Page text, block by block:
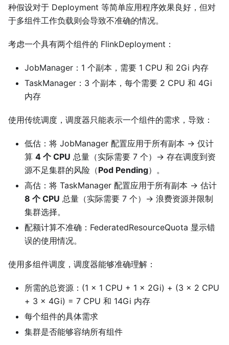
种假设对于 Deployment 等简单应用程序效果良好，但对
于多组件工作负载则会导致不准确的情况。
考虑一个具有两个组件的 FlinkDeployment：
JobManager：1 个副本，需要 1 CPU 和 2Gi 内存
TaskManager：3 个副本，每个需要 2 CPU 和 4Gi
内存
使用传统调度，调度器只能表示一个组件的需求，导致：
低估：将 JobManager 配置应用于所有副本 → 仅计
算 4 个 CPU 总量（实际需要 7 个）→ 存在调度到资
源不足集群的风险（Pod Pending）。
高估：将 TaskManager 配置应用于所有副本 → 估计
8 个 CPU 总量（实际需要 7 个）→ 浪费资源并限制
集群选择。
配额计算不准确：FederatedResourceQuota 显示错
误的使用情况。
使用多组件调度，调度器能够准确理解：
所需的总资源：(1 × 1 CPU + 1 × 2Gi) + (3 × 2 CPU
+ 3 × 4Gi) = 7 CPU 和 14Gi 内存
每个组件的具体需求
集群是否能够容纳所有组件